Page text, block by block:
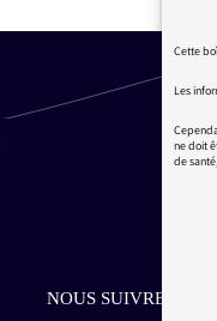
NOUS SUIVRE SUR
Cette
Les
ne doit
de